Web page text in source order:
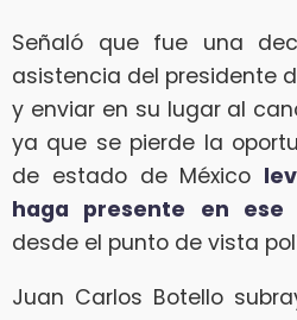
Señaló que fue una
asistencia del presidente
y enviar en su lugar al
ya que se pierde la
de estado de México
haga presente en ese
desde el punto de vista
Juan Carlos Botello